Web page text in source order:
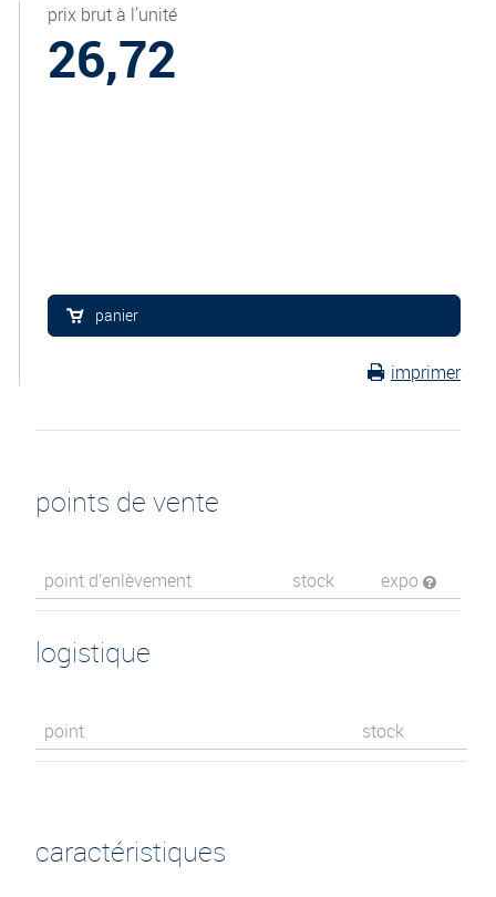
prix brut à l'unité
26,72
panier
imprimer
points de vente
point d’enlèvement stock expo
logistique
point stock
caractéristiques